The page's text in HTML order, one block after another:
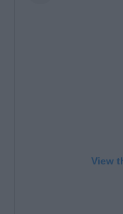
View